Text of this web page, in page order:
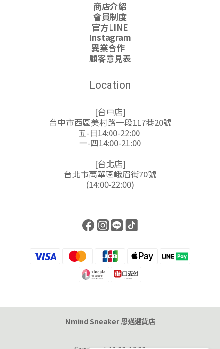
商店介紹
會員制度
官方LINE
Instagram
異業合作
顧客意見表
Location
[台中店]
台中市西區美村路一段117巷20號
五-日14:00-22:00
一-四14:00-21:00
[台北店]
台北市萬華區峨眉街70號
(14:00-22:00)
Nmind Sneaker 恩邁選貨店